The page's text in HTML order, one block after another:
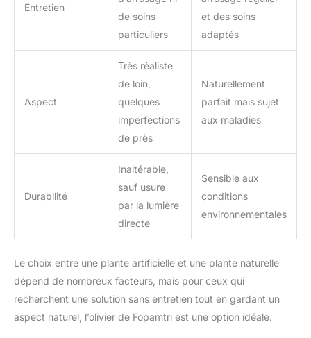
Entretien
de soins
particuliers
et des soins
adaptés
Aspect
Très réaliste
de loin,
quelques
imperfections
de près
Naturellement
parfait mais sujet
aux maladies
Durabilité
Inaltérable,
sauf usure
par la lumière
directe
Sensible aux
conditions
environnementales
Le choix entre une plante artificielle et une plante naturelle
dépend de nombreux facteurs, mais pour ceux qui
recherchent une solution sans entretien tout en gardant un
aspect naturel, l’olivier de Fopamtri est une option idéale.